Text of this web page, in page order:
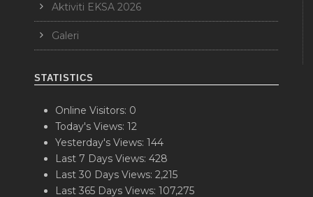
Aktiviti EKSA 2026
Galeri
STATISTICS
Online Visitors: 0
Today's Views: 12
Yesterday's Views: 144
Last 7 Days Views: 428
Last 30 Days Views: 2,215
Last 365 Days Views: 107,275